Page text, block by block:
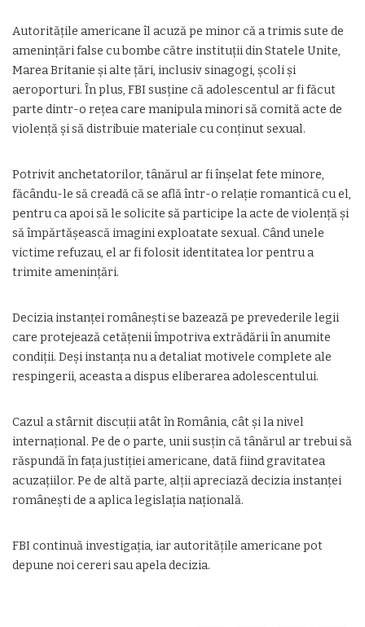
Autoritățile americane îl acuză pe minor că a trimis sute de
amenințări false cu bombe către instituții din Statele Unite,
Marea Britanie și alte țări, inclusiv sinagogi, școli și
aeroporturi. În plus, FBI susține că adolescentul ar fi făcut
parte dintr-o rețea care manipula minori să comită acte de
violență și să distribuie materiale cu conținut sexual.
Potrivit anchetatorilor, tânărul ar fi înșelat fete minore,
făcându-le să creadă că se află într-o relație romantică cu el,
pentru ca apoi să le solicite să participe la acte de violență și
să împărtășească imagini exploatate sexual. Când unele
victime refuzau, el ar fi folosit identitatea lor pentru a
trimite amenințări.
Decizia instanței românești se bazează pe prevederile legii
care protejează cetățenii împotriva extrădării în anumite
condiții. Deși instanța nu a detaliat motivele complete ale
respingerii, aceasta a dispus eliberarea adolescentului.
Cazul a stârnit discuții atât în România, cât și la nivel
internațional. Pe de o parte, unii susțin că tânărul ar trebui să
răspundă în fața justiției americane, dată fiind gravitatea
acuzațiilor. Pe de altă parte, alții apreciază decizia instanței
românești de a aplica legislația națională.
FBI continuă investigația, iar autoritățile americane pot
depune noi cereri sau apela decizia.